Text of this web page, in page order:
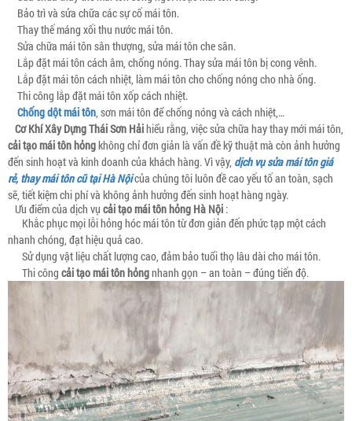
Bảo trì và sửa chữa các sự cố mái tôn.
Thay thế máng xối thu nước mái tôn.
Sửa chữa mái tôn sân thượng, sửa mái tôn che sân.
Lắp đặt mái tôn cách âm, chống nóng. Thay sửa mái tôn bị cong vênh.
Lắp đặt mái tôn cách nhiệt, làm mái tôn cho chống nóng cho nhà ống.
Thi công lắp đặt mái tôn xốp cách nhiệt.
Chống dột mái tôn, sơn mái tôn để chống nóng và cách nhiệt,…
Cơ Khí Xây Dựng Thái Sơn Hảihiểu rằng, việc sửa chữa hay thay mới mái tôn,
cải tạo mái tôn hỏngkhông chỉ đơn giản là vấn đề kỹ thuật mà còn ảnh hưởng
đến sinh hoạt và kinh doanh của khách hàng. Vì vậy, dịch vụ sửa mái tôn giá
rẻ, thay mái tôn cũ tại Hà Nộicủa chúng tôi luôn đề cao yếu tố an toàn, sạch
sẽ, tiết kiệm chi phí và không ảnh hưởng đến sinh hoạt hàng ngày.
Ưu điểm của dịch vụ cải tạo mái tôn hỏng Hà Nội :
Khắc phục mọi lỗi hỏng hóc mái tôn từ đơn giản đến phức tạp một cách
nhanh chóng, đạt hiệu quả cao.
Sử dụng vật liệu chất lượng cao, đảm bảo tuổi thọ lâu dài cho mái tôn.
Thi công cải tạo mái tôn hỏngnhanh gọn – an toàn – đúng tiến độ.